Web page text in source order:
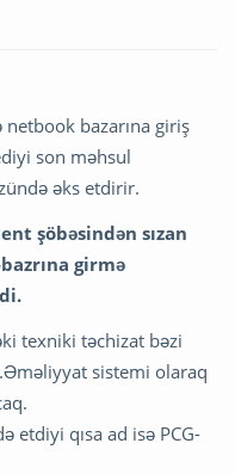
netbook bazarına giriş
son məhsul
əks etdirir.
şöbəsindən sızan
girmə
texniki təchizat bəzi
sistemi olaraq
etdiyi qısa ad isə PCG-